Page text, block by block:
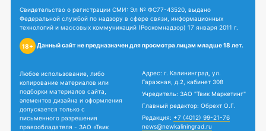
Свидетельство о регистрации СМИ: Эл № ФС77-43520, выдано
Федеральной службой по надзору в сфере связи, информационных
технологий и массовых коммуникаций (Роскомнадзор) 17 января 2011 г.
18+ Данный сайт не предназначен для просмотра лицам младше 18 лет.
Любое использование, либо
копирование материалов или
подборки материалов сайта,
элементов дизайна и оформления
допускается только с
письменного разрешения
правообладателя - ЗАО «Твик
Адрес: г. Калининград, ул.
Гаражная, д.2, кабинет 308
Учредитель: ЗАО "Твик Маркетинг"
Главный редактор: Обрехт О.Г.
Редакция: +7 (4012) 99-21-76
news@newkaliningrad.ru